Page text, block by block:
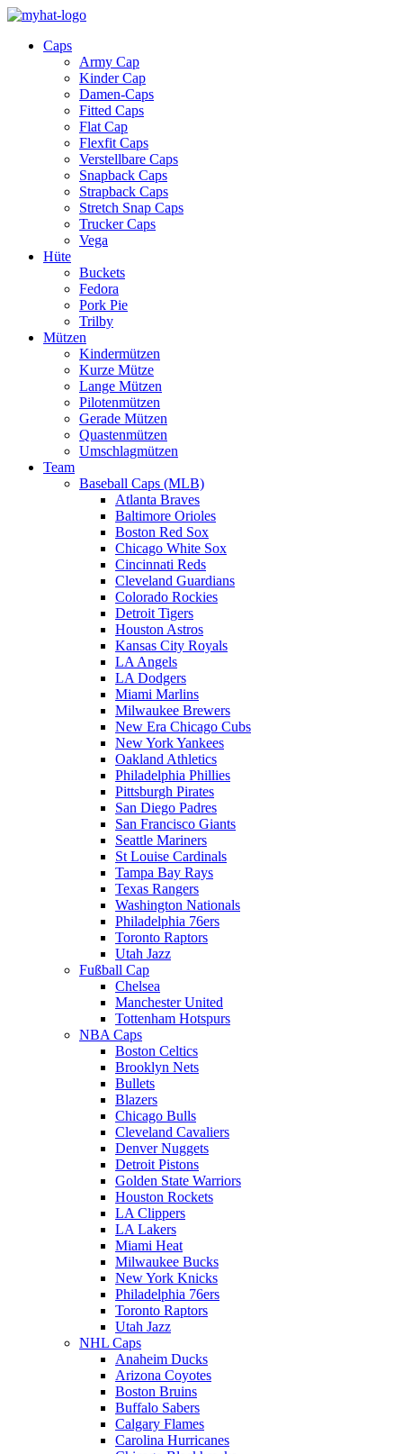
Caps
Army Cap
Kinder Cap
Damen-Caps
Fitted Caps
Flat Cap
Flexfit Caps
Verstellbare Caps
Snapback Caps
Strapback Caps
Stretch Snap Caps
Trucker Caps
Vega
Hüte
Buckets
Fedora
Pork Pie
Trilby
Mützen
Kindermützen
Kurze Mütze
Lange Mützen
Pilotenmützen
Gerade Mützen
Quastenmützen
Umschlagmützen
Team
Baseball Caps (MLB)
Atlanta Braves
Baltimore Orioles
Boston Red Sox
Chicago White Sox
Cincinnati Reds
Cleveland Guardians
Colorado Rockies
Detroit Tigers
Houston Astros
Kansas City Royals
LA Angels
LA Dodgers
Miami Marlins
Milwaukee Brewers
New Era Chicago Cubs
New York Yankees
Oakland Athletics
Philadelphia Phillies
Pittsburgh Pirates
San Diego Padres
San Francisco Giants
Seattle Mariners
St Louise Cardinals
Tampa Bay Rays
Texas Rangers
Washington Nationals
Philadelphia 76ers
Toronto Raptors
Utah Jazz
Fußball Cap
Chelsea
Manchester United
Tottenham Hotspurs
NBA Caps
Boston Celtics
Brooklyn Nets
Bullets
Blazers
Chicago Bulls
Cleveland Cavaliers
Denver Nuggets
Detroit Pistons
Golden State Warriors
Houston Rockets
LA Clippers
LA Lakers
Miami Heat
Milwaukee Bucks
New York Knicks
Philadelphia 76ers
Toronto Raptors
Utah Jazz
NHL Caps
Anaheim Ducks
Arizona Coyotes
Boston Bruins
Buffalo Sabers
Calgary Flames
Carolina Hurricanes